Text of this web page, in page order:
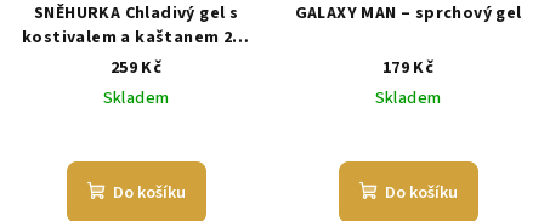
SNĚHURKA Chladivý gel s
kostivalem a kaštanem 200
ml
259 Kč
Skladem
hodnocení
produktu
Do košíku
GALAXY MAN – sprchový gel
179 Kč
Skladem
Do košíku